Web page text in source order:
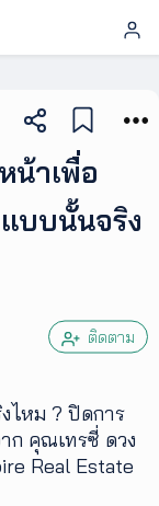
น้าเพื่อ
บบนั้นจริง
ติดตาม
ไหม ? ปิดการ
ก คุณเทรซี่ ดวง
Real Estate